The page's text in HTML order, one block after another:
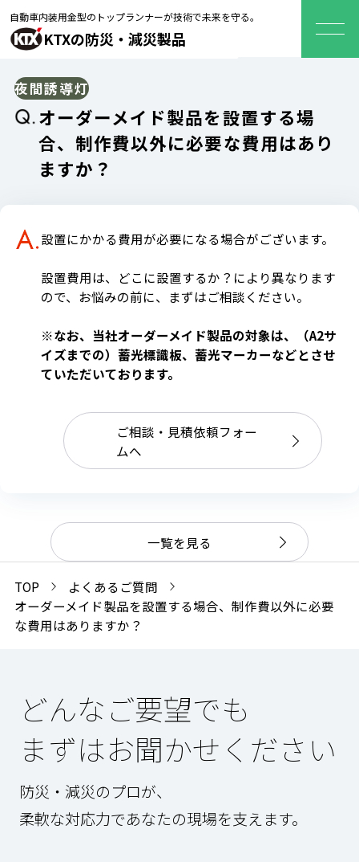
自動車内装用金型のトップランナーが技術で未来を守る。
KTXの防災・減災製品
夜間誘導灯
オーダーメイド製品を設置する場
合、制作費以外に必要な費用はあり
ますか？
設置にかかる費用が必要になる場合がございます。
設置費用は、どこに設置するか？により異なります
ので、お悩みの前に、まずはご相談ください。
※なお、当社オーダーメイド製品の対象は、（A2サ
イズまでの）蓄光標識板、蓄光マーカーなどとさせ
ていただいております。
ご相談・見積依頼フォー
ムへ
一覧を見る
TOP
よくあるご質問
オーダーメイド製品を設置する場合、制作費以外に必要
な費用はありますか？
どんなご要望でも
まずはお聞かせください
防災・減災のプロが、
柔軟な対応力であなたの現場を支えます。